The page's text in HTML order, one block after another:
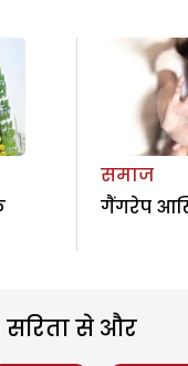
समाज
गैंगरेप
सरिता से और